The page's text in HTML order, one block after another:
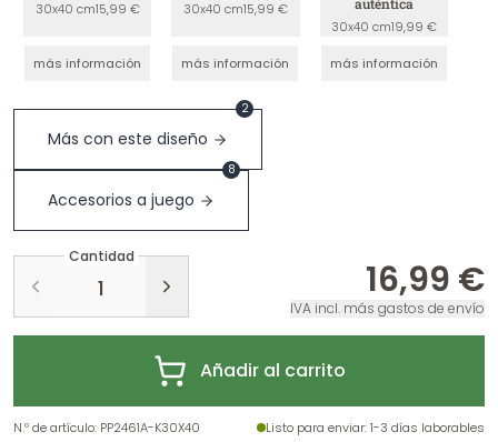
30x40 cm15,99 €
más información
30x40 cm15,99 €
más información
30x40 cm19,99 €
más información
Más con este diseño
2
Accesorios a juego
8
Cantidad
16,99 €
IVA incl. más gastos de envío
Añadir al carrito
N.º de artículo: PP2461A-K30X40 Listo para enviar: 1-3 días laborables